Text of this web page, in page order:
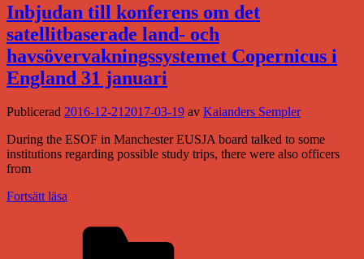
Inbjudan till konferens om det
satellitbaserade land- och
havsövervakningssystemet Copernicus i
England 31 januari
Publicerad 2016-12-212017-03-19 av Kaianders Sempler
During the ESOF in Manchester EUSJA board talked to some
institutions regarding possible study trips, there were also officers
from
Fortsätt läsa